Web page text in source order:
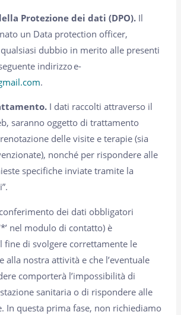
Protezione dei dati (DPO). Il
un Data protection officer,
dubbio in merito alle presenti
indirizzo e-
.
I dati raccolti attraverso il
saranno oggetto di trattamento
delle visite e terapie (sia
nonché per rispondere alle
specifiche inviate tramite la
dei dati obbligatori
nel modulo di contatto) è
fine di svolgere correttamente le
alla nostra attività e che l’eventuale
comporterà l’impossibilità di
sanitaria o di rispondere alle
In questa prima fase, non richiediamo